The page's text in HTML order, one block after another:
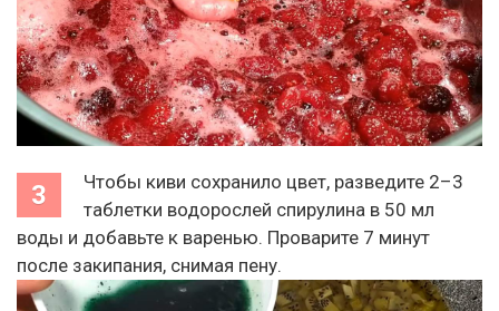
Чтобы киви сохранило цвет, разведите 2–3
таблетки водорослей спирулина в 50 мл
воды и добавьте к варенью. Проварите 7 минут
после закипания, снимая пену.